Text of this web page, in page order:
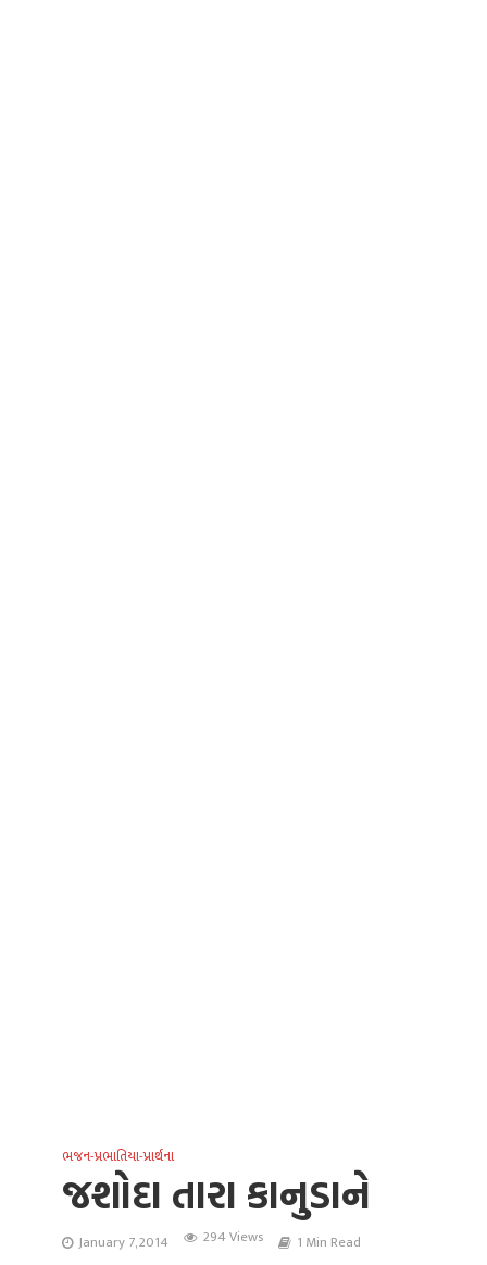
ભજન-પ્રભાતિયા-પ્રાર્થના
જશોદા તારા કાનુડાને
January 7, 2014 294 Views 1 Min Read